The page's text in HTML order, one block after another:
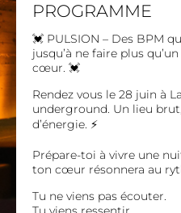
PROGRAMME
💓 PULSION – Des BPM
jusqu’à ne faire plus
cœur. 💓
Rendez vous le 28 juin à
underground. Un lieu
d’énergie. ⚡️
Prépare-toi à vivre une
ton cœur résonnera au
Tu ne viens pas écouter.